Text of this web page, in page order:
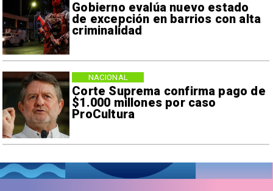
Gobierno evalúa nuevo estado
de excepción en barrios con alta
criminalidad
Corte Suprema confirma pago de
$1.000 millones por caso
ProCultura
NACIONAL